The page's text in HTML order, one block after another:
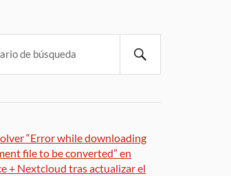
“Error while downloading
file to be converted” en
+ Nextcloud tras actualizar el